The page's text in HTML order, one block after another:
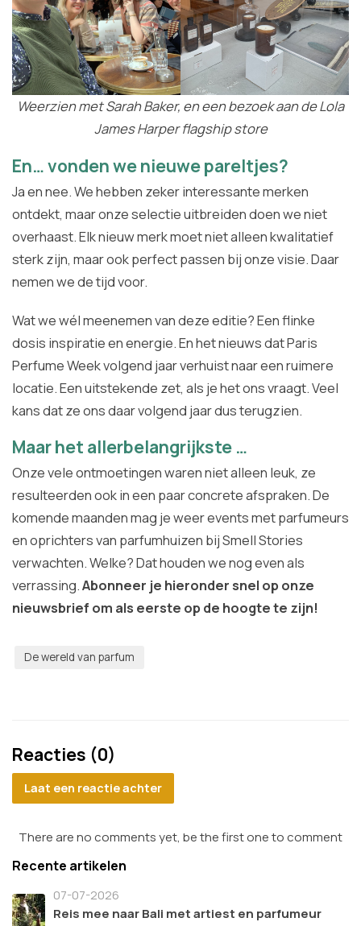
Weerzien met Sarah Baker, en een bezoek aan de Lola
James Harper flagship store
En… vonden we nieuwe pareltjes?
Ja en nee. We hebben zeker interessante merken
ontdekt, maar onze selectie uitbreiden doen we niet
overhaast. Elk nieuw merk moet niet alleen kwalitatief
sterk zijn, maar ook perfect passen bij onze visie. Daar
nemen we de tijd voor.
Wat we wél meenemen van deze editie? Een flinke
dosis inspiratie en energie. En het nieuws dat Paris
Perfume Week volgend jaar verhuist naar een ruimere
locatie. Een uitstekende zet, als je het ons vraagt. Veel
kans dat ze ons daar volgend jaar dus terugzien.
Maar het allerbelangrijkste …
Onze vele ontmoetingen waren niet alleen leuk, ze
resulteerden ook in een paar concrete afspraken. De
komende maanden mag je weer events met parfumeurs
en oprichters van parfumhuizen bij Smell Stories
verwachten. Welke? Dat houden we nog even als
verrassing.Abonneer je hieronder snel op onze
nieuwsbrief om als eerste op de hoogte te zijn!
De wereld van parfum
Reacties (0)
Laat een reactie achter
There are no comments yet, be the first one to comment
Recente artikelen
07-07-2026
Reis mee naar Bali met artiest en parfumeur